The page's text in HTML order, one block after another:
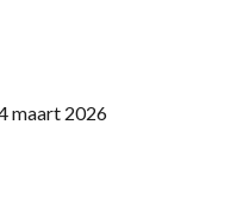
maart 2026